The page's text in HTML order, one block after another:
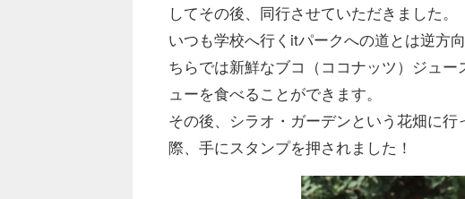
してその後、同行させていただきました。
いつも学校へ行くitパークへの道とは逆方
ちらでは新鮮なブコ（ココナッツ）ジュ
ューを食べることができます。
その後、シラオ・ガーデンという花畑に
際、手にスタンプを押されました！